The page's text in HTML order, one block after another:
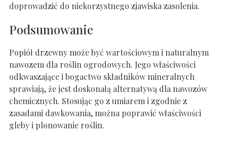
doprowadzić do niekorzystnego zjawiska zasolenia.
Podsumowanie
Popiół drzewny może być wartościowym i naturalnym
nawozem dla roślin ogrodowych. Jego właściwości
odkwaszające i bogactwo składników mineralnych
sprawiają, że jest doskonałą alternatywą dla nawozów
chemicznych. Stosując go z umiarem i zgodnie z
zasadami dawkowania, można poprawić właściwości
gleby i plonowanie roślin.